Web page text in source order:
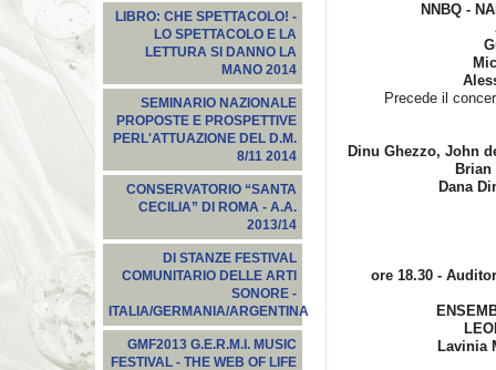
LIBRO: CHE SPETTACOLO! -
LO SPETTACOLO E LA
LETTURA SI DANNO LA
MANO 2014
SEMINARIO NAZIONALE
PROPOSTE E PROSPETTIVE
PERL'ATTUAZIONE DEL D.M.
8/11 2014
CONSERVATORIO “SANTA
CECILIA” DI ROMA - A.A.
2013/14
DI STANZE FESTIVAL
COMUNITARIO DELLE ARTI
SONORE -
ITALIA/GERMANIA/ARGENTINA
GMF2013 G.E.R.M.I. MUSIC
FESTIVAL - THE WEB OF LIFE
NNBQ -
Precede il
Dinu Ghezzo, John
Dana
ore 18.30 -
Lavinia